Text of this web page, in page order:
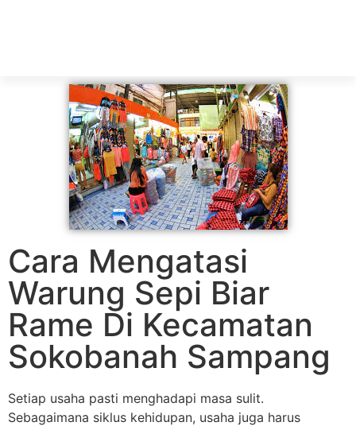
Cara Mengatasi
Warung Sepi Biar
Rame Di Kecamatan
Sokobanah Sampang
Setiap usaha pasti menghadapi masa sulit.
Sebagaimana siklus kehidupan, usaha juga harus